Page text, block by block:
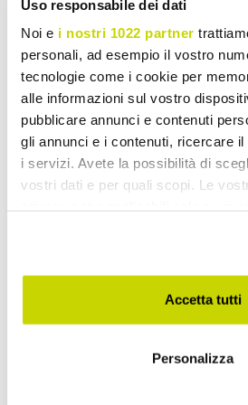
Uso responsabile dei dati
Noi e i nostri 1022 partner
personali, ad esempio il vostro
tecnologie come i cookie per
alle informazioni sul vostro
pubblicare annunci e contenuti
gli annunci e i contenuti, ricercare
i servizi. Avete la possibilità di
vostri dati e per quali scopi. Le
modificare o revocare il proprio
momento dalla Dichiarazione sui
sull'icona di attivazione della privacy.
raccogliere informazioni
Accetta tutti
Personalizza
Take advantage